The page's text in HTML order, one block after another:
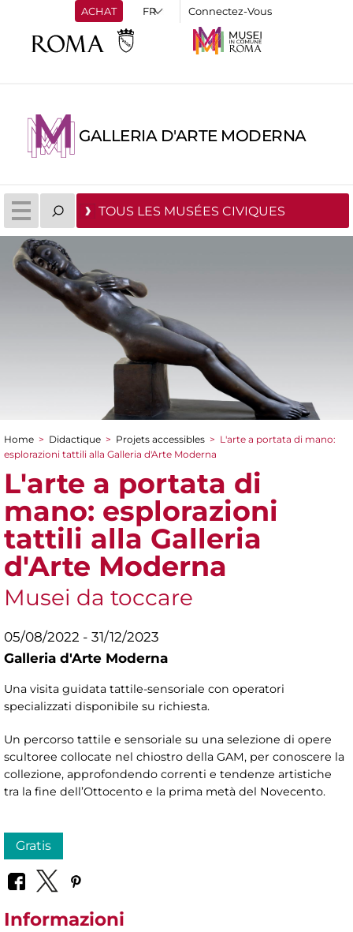
ACHAT Connectez-Vous
GALLERIA D'ARTE MODERNA
TOUS LES MUSÉES CIVIQUES
You are here
Home > Didactique > Projets accessibles > L'arte a portata di mano:
esplorazioni tattili alla Galleria d'Arte Moderna
L'arte a portata di
mano: esplorazioni
tattili alla Galleria
d'Arte Moderna
Musei da toccare
05/08/2022 - 31/12/2023
Galleria d'Arte Moderna
Una visita guidata tattile-sensoriale con operatori
specializzati disponibile su richiesta.
Un percorso tattile e sensoriale su una selezione di opere
scultoree collocate nel chiostro della GAM, per conoscere la
collezione, approfondendo correnti e tendenze artistiche
tra la fine dell’Ottocento e la prima metà del Novecento.
Gratis
Informazioni